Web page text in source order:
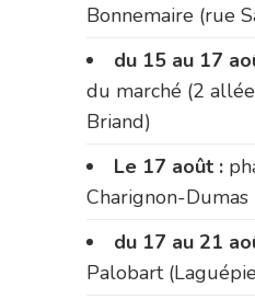
Bonnemaire (rue
du 15 au 17
du marché (2
Briand)
Le 17 août :
Charignon-
du 17 au 21
Palobart